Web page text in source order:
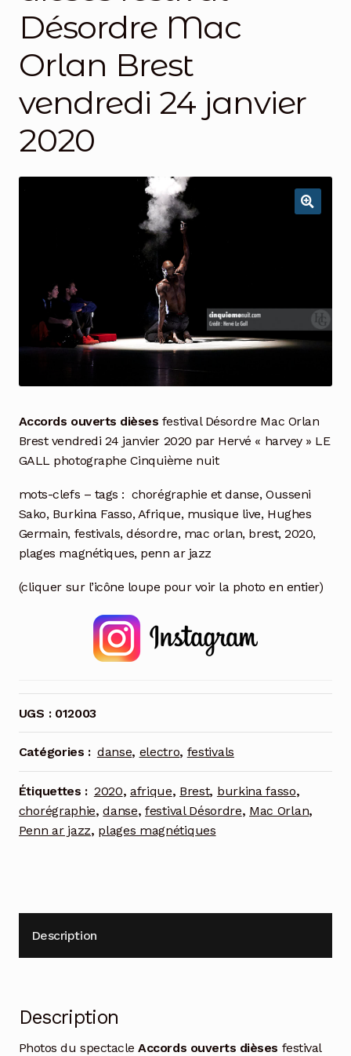
Désordre Mac
Orlan Brest
vendredi 24 janvier
2020
Accords ouverts dièses festival Désordre Mac Orlan
Brest vendredi 24 janvier 2020 par Hervé « harvey » LE
GALL photographe Cinquième nuit
mots-clefs – tags : chorégraphie et danse, Ousseni
Sako, Burkina Fasso, Afrique, musique live, Hughes
Germain, festivals, désordre, mac orlan, brest, 2020,
plages magnétiques, penn ar jazz
(cliquer sur l’icône loupe pour voir la photo en entier)
UGS : 012003
Catégories : danse, electro, festivals
Étiquettes : 2020, afrique, Brest, burkina fasso,
chorégraphie,danse,festival Désordre, Mac Orlan,
Penn ar jazz, plages magnétiques
Description
Description
Photos du spectacleAccords ouverts dièses festival